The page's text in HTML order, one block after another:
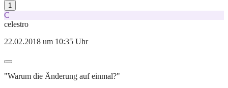
1
C
celestro
22.02.2018 um 10:35 Uhr
"Warum die Änderung auf einmal?"